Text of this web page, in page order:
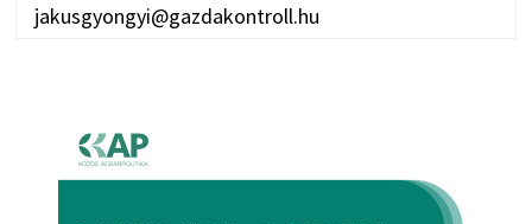
jakusgyongyi@gazdakontroll.hu